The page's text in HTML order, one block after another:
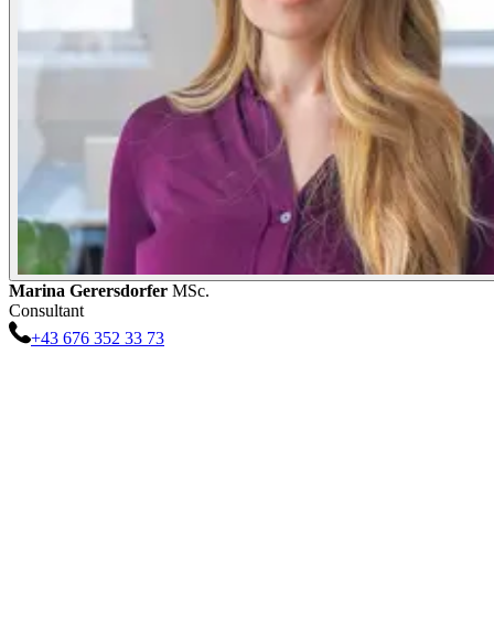
Marina Gerersdorfer MSc.
Consultant
+43 676 352 33 73